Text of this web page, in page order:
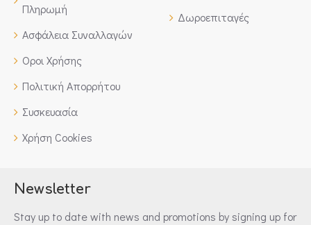
Πληρωμή
Ασφάλεια Συναλλαγών
Οροι Χρήσης
Πολιτική Απορρήτου
Συσκευασία
Χρήση Cookies
Δωροεπιταγές
Newsletter
Stay up to date with news and promotions by signing up for